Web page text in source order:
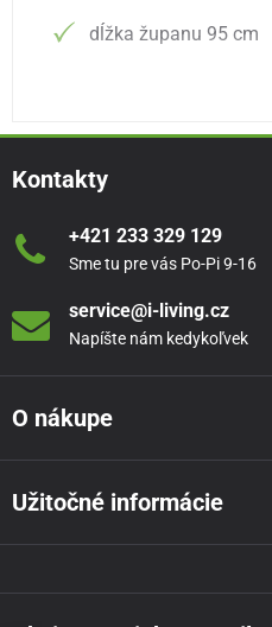
dĺžka županu 95 cm
Kontakty
+421 233 329 129
Sme tu pre vás Po-Pi 9-16
service@i-living.cz
Napíšte nám kedykoľvek
O nákupe
Užitočné informácie